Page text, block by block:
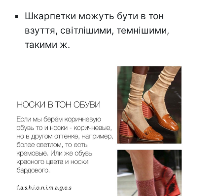
Шкарпетки можуть бути в тон
взуття, світлішими, темнішими,
такими ж.